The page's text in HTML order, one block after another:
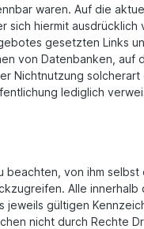
waren. Auf die
hiermit ausdrücklich
gesetzten Links
von Datenbanken, auf
Nichtnutzung
lediglich
von ihm selbst
Alle innerhalb
gültigen
nicht durch Rechte